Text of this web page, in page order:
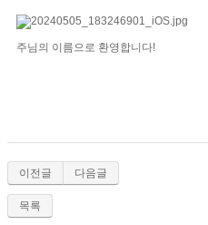
주님의 이름으로 환영합니다!
이전글 다음글
목록